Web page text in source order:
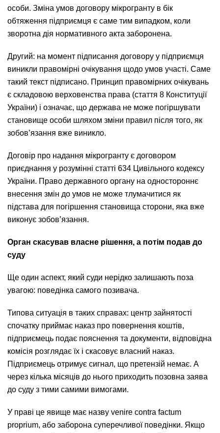
особи. Зміна умов договору мікрогранту в бік
обтяження підприємця є саме тим випадком, коли
зворотна дія нормативного акта заборонена.
Другий: на момент підписання договору у підприємця
виникли правомірні очікування щодо умов участі. Саме
такий текст підписано. Принцип правомірних очікувань
є складовою верховенства права (стаття 8 Конституції
України) і означає, що держава не може погіршувати
становище особи шляхом зміни правил після того, як
зобов’язання вже виникло.
Договір про надання мікрогранту є договором
приєднання у розумінні статті 634 Цивільного кодексу
України. Право державного органу на одностороннє
внесення змін до умов не може тлумачитися як
підстава для погіршення становища сторони, яка вже
виконує зобов’язання.
Орган скасував власне рішення, а потім подав до
суду
Ще один аспект, який суди нерідко залишають поза
увагою: поведінка самого позивача.
Типова ситуація в таких справах: центр зайнятості
спочатку приймає наказ про повернення коштів,
підприємець подає пояснення та документи, відповідна
комісія розглядає їх і скасовує власний наказ.
Підприємець отримує сигнал, що претензій немає. А
через кілька місяців до нього приходить позовна заява
до суду з тими самими вимогами.
У праві це явище має назву venire contra factum
proprium, або заборона суперечливої поведінки. Якщо